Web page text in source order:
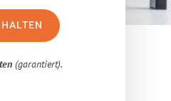
(garantiert).